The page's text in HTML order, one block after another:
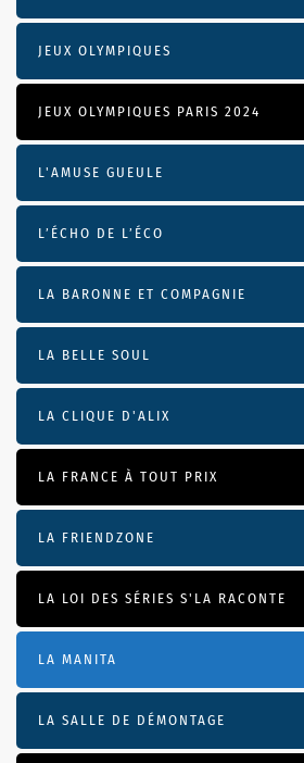
JEUX OLYMPIQUES
JEUX OLYMPIQUES PARIS 2024
L'AMUSE GUEULE
L’ÉCHO DE L’ÉCO
LA BARONNE ET COMPAGNIE
LA BELLE SOUL
LA CLIQUE D'ALIX
LA FRANCE À TOUT PRIX
LA FRIENDZONE
LA LOI DES SÉRIES S'LA RACONTE
LA MANITA
LA SALLE DE DÉMONTAGE